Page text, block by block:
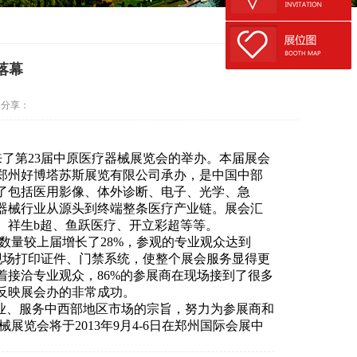
幕
分享：
第23届中原医疗器械展览会的举办。本届展会
好博塔苏斯展览有限公司承办，是中国中部
括医用影像、体外诊断、电子、光学、急
行业从源头到终端整条医疗产业链。展会汇
生b超、鱼跃医疗、开立彩超等等。
较上届增长了28%，参观的专业观众达到
打印证件、门禁系统，使整个展会服务显得更
洽专业观众，86%的参展商在现场接到了很多
展会办的非常成功。
服务中西部地区市场的宗旨，努力为参展商和
览会将于2013年9月4-6日在郑州国际会展中